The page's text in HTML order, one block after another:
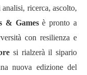
ricerca, ascolto,
& Gamesè pronto a
con resilienza e
si rialzerà il sipario
nuova edizione del